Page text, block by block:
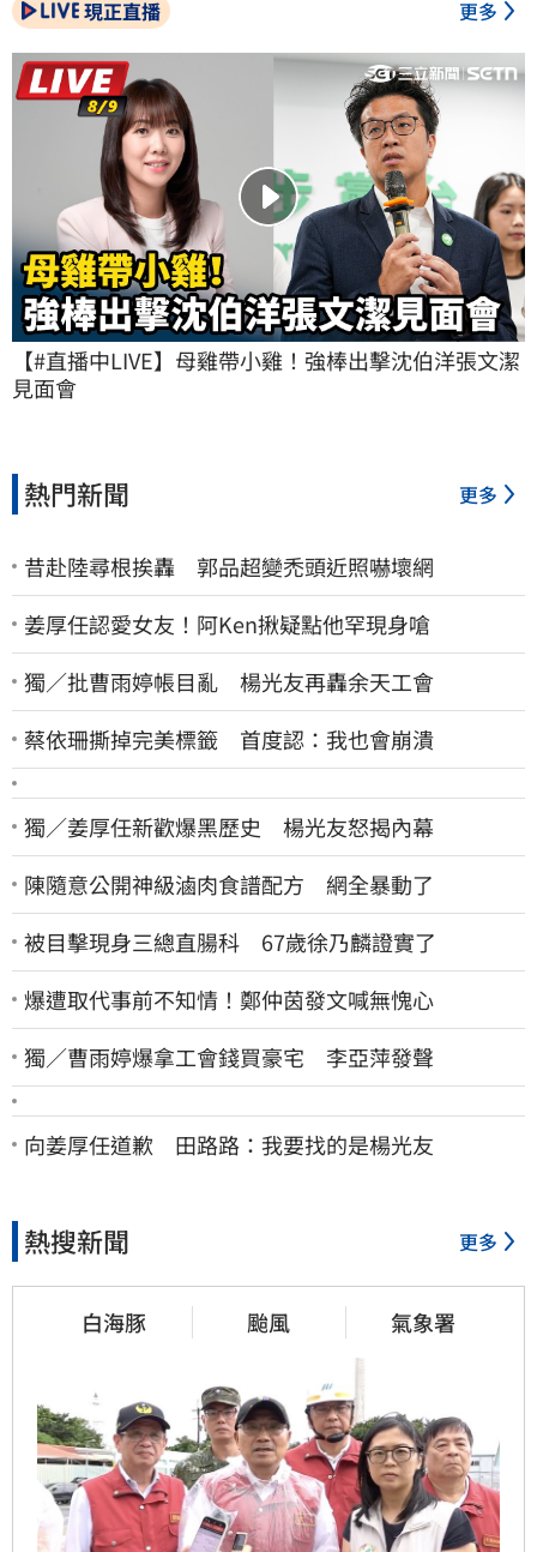
現正直播 更多
【#直播中LIVE】母雞帶小雞！強棒出擊沈伯洋張文潔
見面會
熱門新聞 更多
昔赴陸尋根挨轟 郭品超變禿頭近照嚇壞網
姜厚任認愛女友！阿Ken揪疑點他罕現身嗆
獨／批曹雨婷帳目亂 楊光友再轟余天工會
蔡依珊撕掉完美標籤 首度認：我也會崩潰
獨／姜厚任新歡爆黑歷史 楊光友怒揭內幕
陳隨意公開神級滷肉食譜配方 網全暴動了
被目擊現身三總直腸科 67歲徐乃麟證實了
爆遭取代事前不知情！鄭仲茵發文喊無愧心
獨／曹雨婷爆拿工會錢買豪宅 李亞萍發聲
向姜厚任道歉 田路路：我要找的是楊光友
熱搜新聞 更多
白海豚 颱風 氣象署